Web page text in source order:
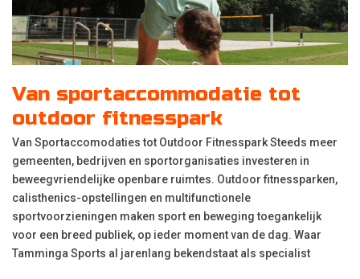
Van sportaccommodatie tot
outdoor fitnesspark
Van Sportaccomodaties tot Outdoor Fitnesspark Steeds meer
gemeenten, bedrijven en sportorganisaties investeren in
beweegvriendelijke openbare ruimtes. Outdoor fitnessparken,
calisthenics-opstellingen en multifunctionele
sportvoorzieningen maken sport en beweging toegankelijk
voor een breed publiek, op ieder moment van de dag. Waar
Tamminga Sports al jarenlang bekendstaat als specialist